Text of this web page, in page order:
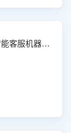
力。
京东-卡片样式发送欢迎语-[智能客服机器人]